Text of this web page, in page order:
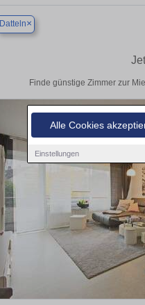
Alle Cookies
Einstellungen
Datteln×
Finde günstige Zimmer zur